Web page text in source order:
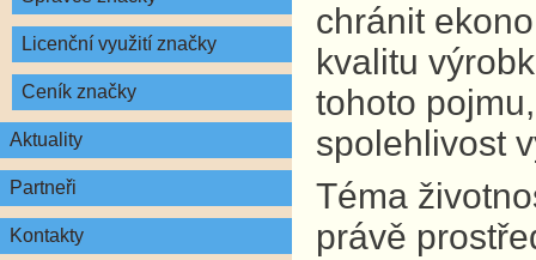
Licenční využití značky
Ceník značky
Aktuality
Partneři
Kontakty
chránit
kvalitu
tohoto
spolehlivost
Téma
právě